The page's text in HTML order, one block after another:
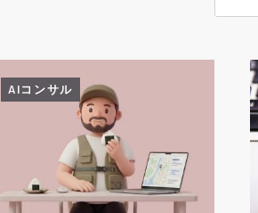
AIコンサル